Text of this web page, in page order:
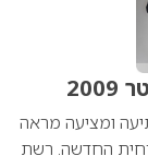
ומפתיעה ומציעה מראה
החדשה. רשת